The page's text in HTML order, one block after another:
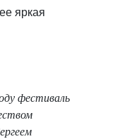
яркая
фестиваль